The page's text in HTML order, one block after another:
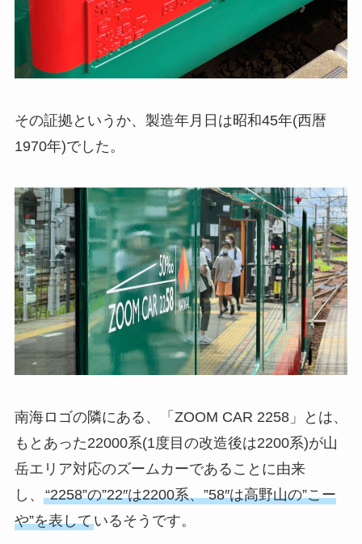
その証拠というか、製造年月日は昭和45年(西暦
1970年)でした。
南海ロゴの隣にある、「ZOOM CAR 2258」とは、
もとあった22000系(1度目の改造後は2200系)が山
岳エリア対応のズームカーであることに由来
し、 “2258”の”22″は2200系、”58″は高野山の”こー
や”を表しているそうです。